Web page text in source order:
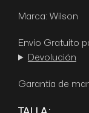
Marca: Wilson
Envío Gratuito
Devolución
Garantía de